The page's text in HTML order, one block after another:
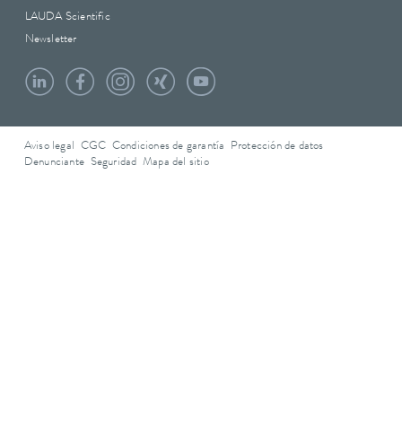
LAUDA Scientific
Newsletter
Aviso legal CGC Condiciones de garantía
Protección de datos
Denunciante Seguridad Mapa del sitio